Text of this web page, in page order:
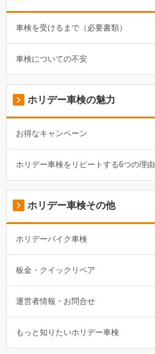
車検を受けるまで（必要書類）
車検についての不安
ホリデー車検の魅力
お得なキャンペーン
ホリデー車検をリピートする6つの理由
ホリデー車検その他
ホリデーバイク車検
板金・クイックリペア
運営者情報・お問合せ
もっと知りたいホリデー車検